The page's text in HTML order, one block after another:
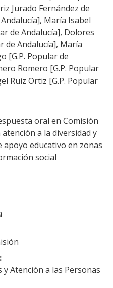
Jurado Fernández de
María Isabel
de Andalucía], Dolores
de Andalucía], María
[G.P. Popular de
Romero [G.P. Popular
Ruiz Ortiz [G.P. Popular
oral en Comisión
a la diversidad y
apoyo educativo en zonas
social
Atención a las Personas